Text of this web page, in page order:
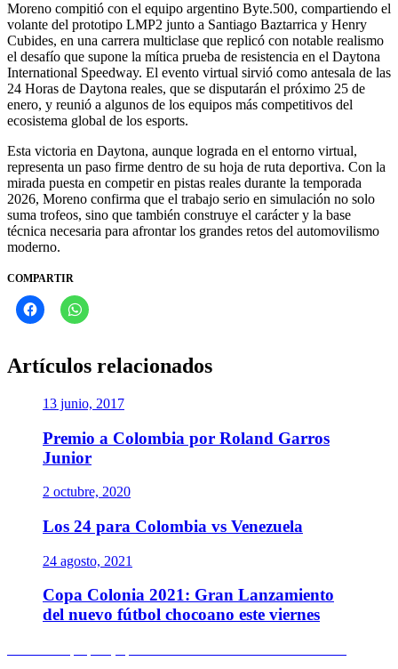
Moreno compitió con el equipo argentino Byte.500, compartiendo el
volante del prototipo LMP2 junto a Santiago Baztarrica y Henry
Cubides, en una carrera multiclase que replicó con notable realismo
el desafío que supone la mítica prueba de resistencia en el Daytona
International Speedway. El evento virtual sirvió como antesala de las
24 Horas de Daytona reales, que se disputarán el próximo 25 de
enero, y reunió a algunos de los equipos más competitivos del
ecosistema global de los esports.
Esta victoria en Daytona, aunque lograda en el entorno virtual,
representa un paso firme dentro de su hoja de ruta deportiva. Con la
mirada puesta en competir en pistas reales durante la temporada
2026, Moreno confirma que el trabajo serio en simulación no solo
suma trofeos, sino que también construye el carácter y la base
técnica necesaria para afrontar los grandes retos del automovilismo
moderno.
COMPARTIR
Artículos relacionados
13 junio, 2017
Premio a Colombia por Roland Garros
Junior
2 octubre, 2020
Los 24 para Colombia vs Venezuela
24 agosto, 2021
Copa Colonia 2021: Gran Lanzamiento
del nuevo fútbol chocoano este viernes
Navegación